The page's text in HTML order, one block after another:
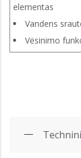
elementas
Vandens
Vėsinimo